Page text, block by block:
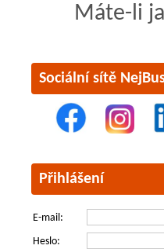
Máte-li
Sociální sítě
Přihlášení
E-mail:
Heslo: